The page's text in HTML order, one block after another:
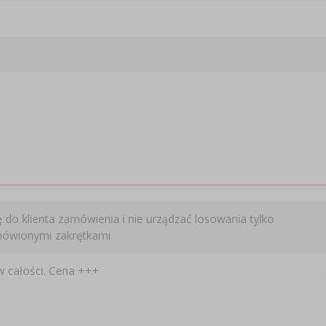
klienta zamówienia i nie urządzać losowania tylko
zakrętkami
całości. Cena +++